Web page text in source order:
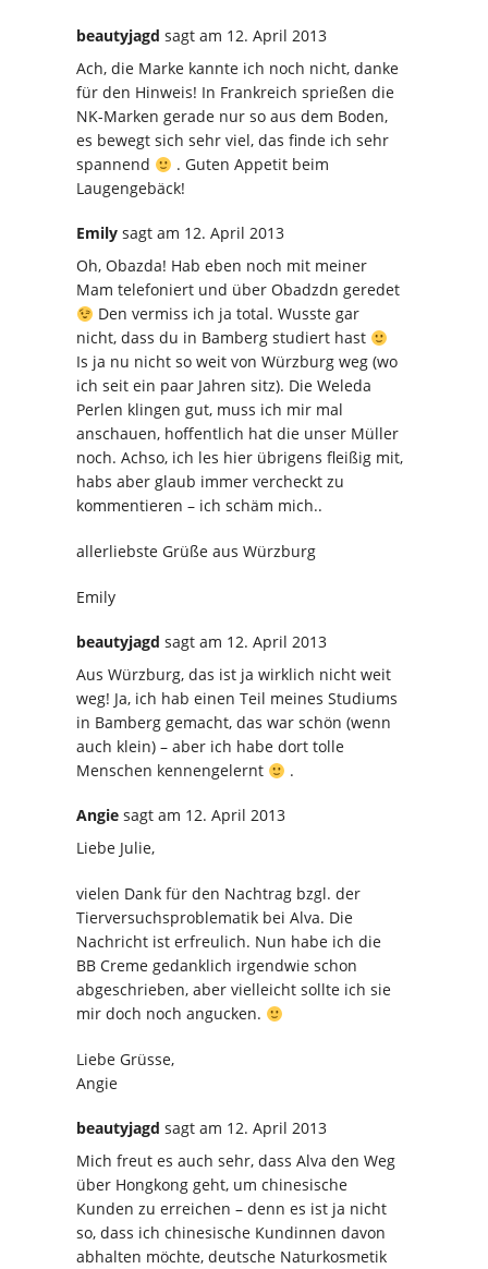
beautyjagd sagt am 12. April 2013
Ach, die Marke kannte ich noch nicht, danke
für den Hinweis! In Frankreich sprießen die
NK-Marken gerade nur so aus dem Boden,
es bewegt sich sehr viel, das finde ich sehr
spannend
. Guten Appetit beim
Laugengebäck!
Emily sagt am 12. April 2013
Oh, Obazda! Hab eben noch mit meiner
Mam telefoniert und über Obadzdn geredet
Den vermiss ich ja total. Wusste gar
nicht, dass du in Bamberg studiert hast
Is ja nu nicht so weit von Würzburg weg (wo
ich seit ein paar Jahren sitz). Die Weleda
Perlen klingen gut, muss ich mir mal
anschauen, hoffentlich hat die unser Müller
noch. Achso, ich les hier übrigens fleißig mit,
habs aber glaub immer vercheckt zu
kommentieren – ich schäm mich..
allerliebste Grüße aus Würzburg
Emily
beautyjagd sagt am 12. April 2013
Aus Würzburg, das ist ja wirklich nicht weit
weg! Ja, ich hab einen Teil meines Studiums
in Bamberg gemacht, das war schön (wenn
auch klein) – aber ich habe dort tolle
Menschen kennengelernt
.
Angie sagt am 12. April 2013
Liebe Julie,
vielen Dank für den Nachtrag bzgl. der
Tierversuchsproblematik bei Alva. Die
Nachricht ist erfreulich. Nun habe ich die
BB Creme gedanklich irgendwie schon
abgeschrieben, aber vielleicht sollte ich sie
mir doch noch angucken.
Liebe Grüsse,
Angie
beautyjagd sagt am 12. April 2013
Mich freut es auch sehr, dass Alva den Weg
über Hongkong geht, um chinesische
Kunden zu erreichen – denn es ist ja nicht
so, dass ich chinesische Kundinnen davon
abhalten möchte, deutsche Naturkosmetik